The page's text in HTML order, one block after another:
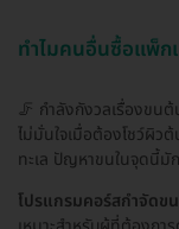
ทำไมคนอื่นซื้อแพ็ก
🦵 กำลังกังวลเรื่องขน
ไม่มั่นใจเมื่อต้องโชว์ผิว
ทะเล ปัญหาขนในจุดนี้มั
โปรแกรมคอร์สกำจัดข